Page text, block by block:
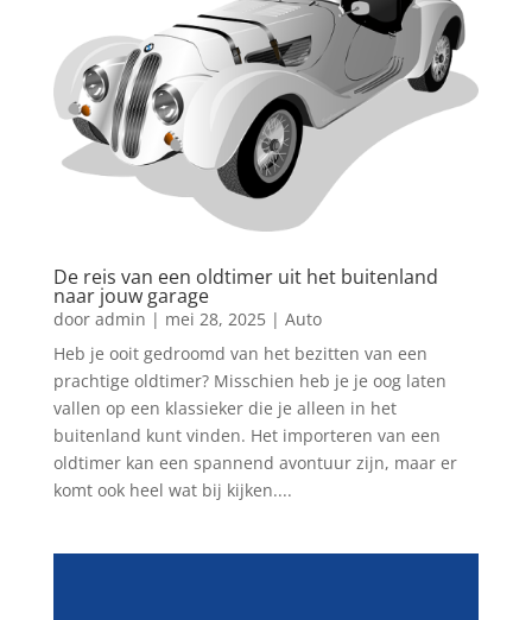
De reis van een oldtimer uit het buitenland
naar jouw garage
door admin | mei 28, 2025| Auto
Heb je ooit gedroomd van het bezitten van een
prachtige oldtimer? Misschien heb je je oog laten
vallen op een klassieker die je alleen in het
buitenland kunt vinden. Het importeren van een
oldtimer kan een spannend avontuur zijn, maar er
komt ook heel wat bij kijken....